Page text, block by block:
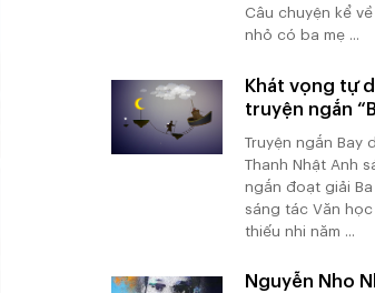
Câu chuyện kể
nhỏ có ba mẹ ...
Khát vọng tự
truyện ngắn
Truyện ngắn Bay
Thanh Nhật Anh
ngắn đoạt giải
sáng tác Văn
thiếu nhi năm ...
Nguyễn Nho